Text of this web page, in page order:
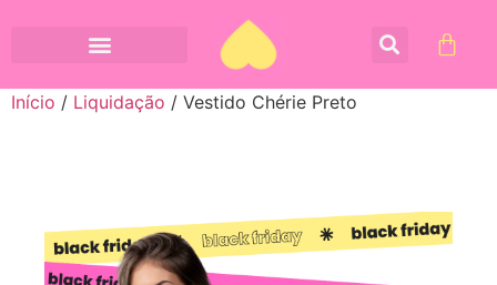
Início / Liquidação / Vestido Chérie Preto